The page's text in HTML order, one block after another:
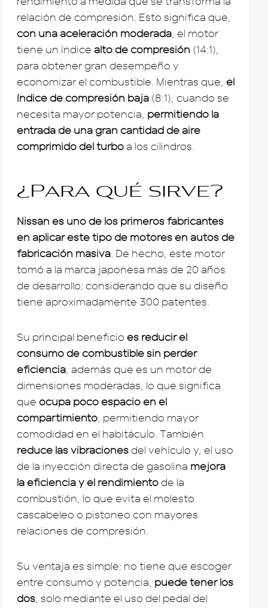
relación de compresión. Esto significa que,
con una aceleración moderada , el motor
tiene un índice alto de compresión (14:1),
para obtener gran desempeño y
economizar el combustible. Mientras que, el
índice de compresión baja (8:1), cuando se
necesita mayor potencia, permitiendo la
entrada de una gran cantidad de aire
comprimido del turbo a los cilindros.
¿Para qué sirve?
Nissan es uno de los primeros fabricantes
en aplicar este tipo de motores en autos de
fabricación masiva . De hecho, este motor
tomó a la marca japonesa más de 20 años
de desarrollo; considerando que su diseño
tiene aproximadamente 300 patentes.
Su principal beneficio es reducir el
consumo de combustible sin perder
eficiencia , además que es un motor de
dimensiones moderadas, lo que significa
que ocupa poco espacio en el
compartimiento , permitiendo mayor
comodidad en el habitáculo. También
reduce las vibraciones del vehículo y, el uso
de la inyección directa de gasolina mejora
la eficiencia y el rendimiento de la
combustión, lo que evita el molesto
cascabeleo o pistoneo con mayores
relaciones de compresión.
Su ventaja es simple: no tiene que escoger
entre consumo y potencia, puede tener los
dos , solo mediante el uso del pedal del